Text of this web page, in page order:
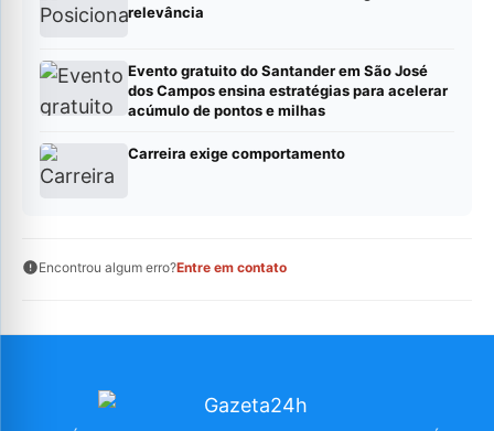
relevância
Evento gratuito do Santander em São José
dos Campos ensina estratégias para acelerar
acúmulo de pontos e milhas
Carreira exige comportamento
Encontrou algum erro?Entre em contato